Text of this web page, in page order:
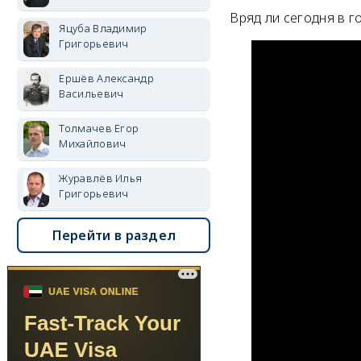
Вряд ли сегодня в
Яцуба Владимир
Григорьевич
Ершёв Александр
Васильевич
Толмачев Егор
Михайлович
Журавлёв Илья
Григорьевич
Перейти в раздел